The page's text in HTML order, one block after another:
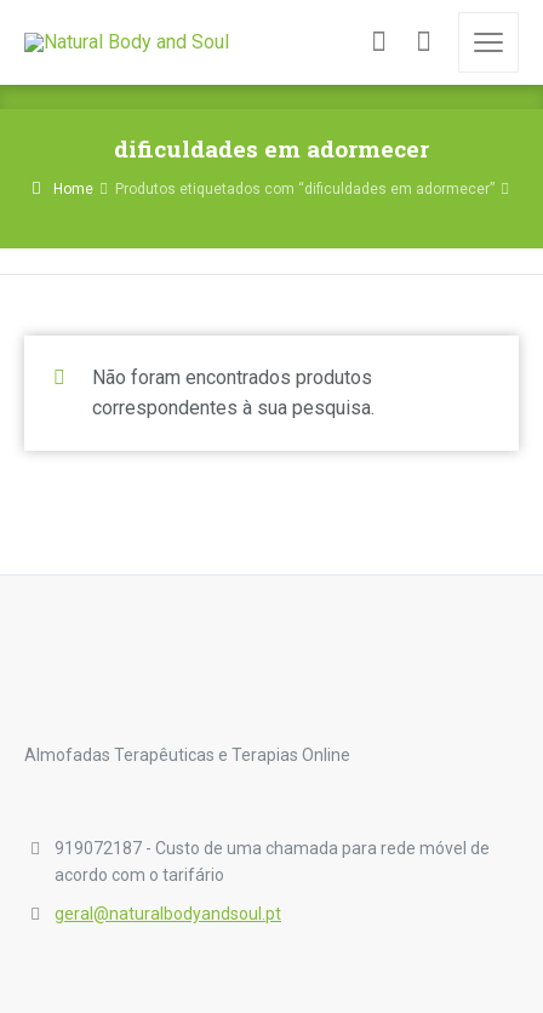
dificuldades em adormecer
Home Produtos etiquetados com “dificuldades em adormecer”
Não foram encontrados produtos
correspondentes à sua pesquisa.
Almofadas Terapêuticas e Terapias Online
919072187 - Custo de uma chamada para rede móvel de
acordo com o tarifário
geral@naturalbodyandsoul.pt